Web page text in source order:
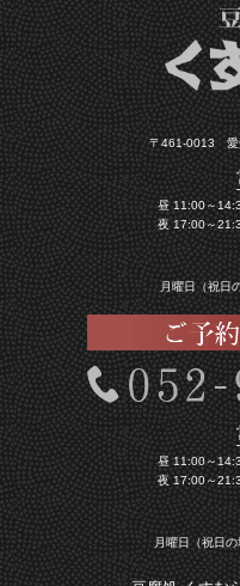
〒461-0013 愛
昼 11:00～
夜 17:00～
月曜日（祝日
昼 11:00～
夜 17:00～
月曜日（祝日